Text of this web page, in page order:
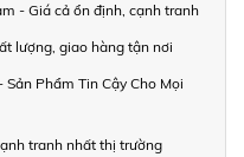
- Giá cả ổn định, cạnh tranh
lượng, giao hàng tận nơi
Phẩm Tin Cậy Cho Mọi
tranh nhất thị trường